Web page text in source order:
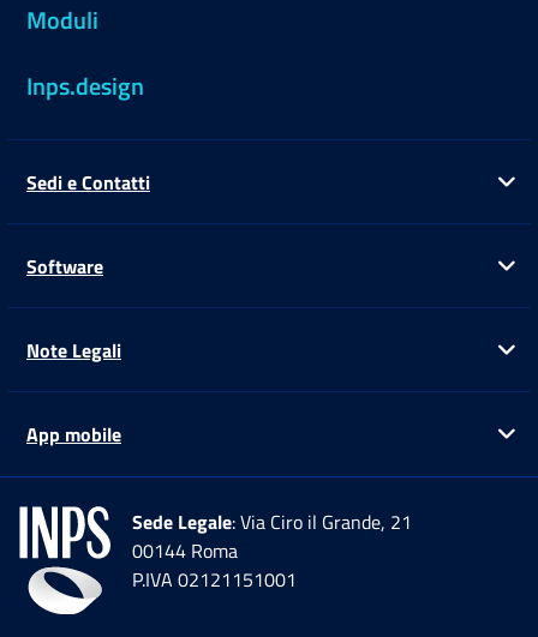
Moduli
Inps.design
Sedi e Contatti
Software
Note Legali
App mobile
Sede Legale: Via Ciro il Grande, 21
00144 Roma
P.IVA 02121151001